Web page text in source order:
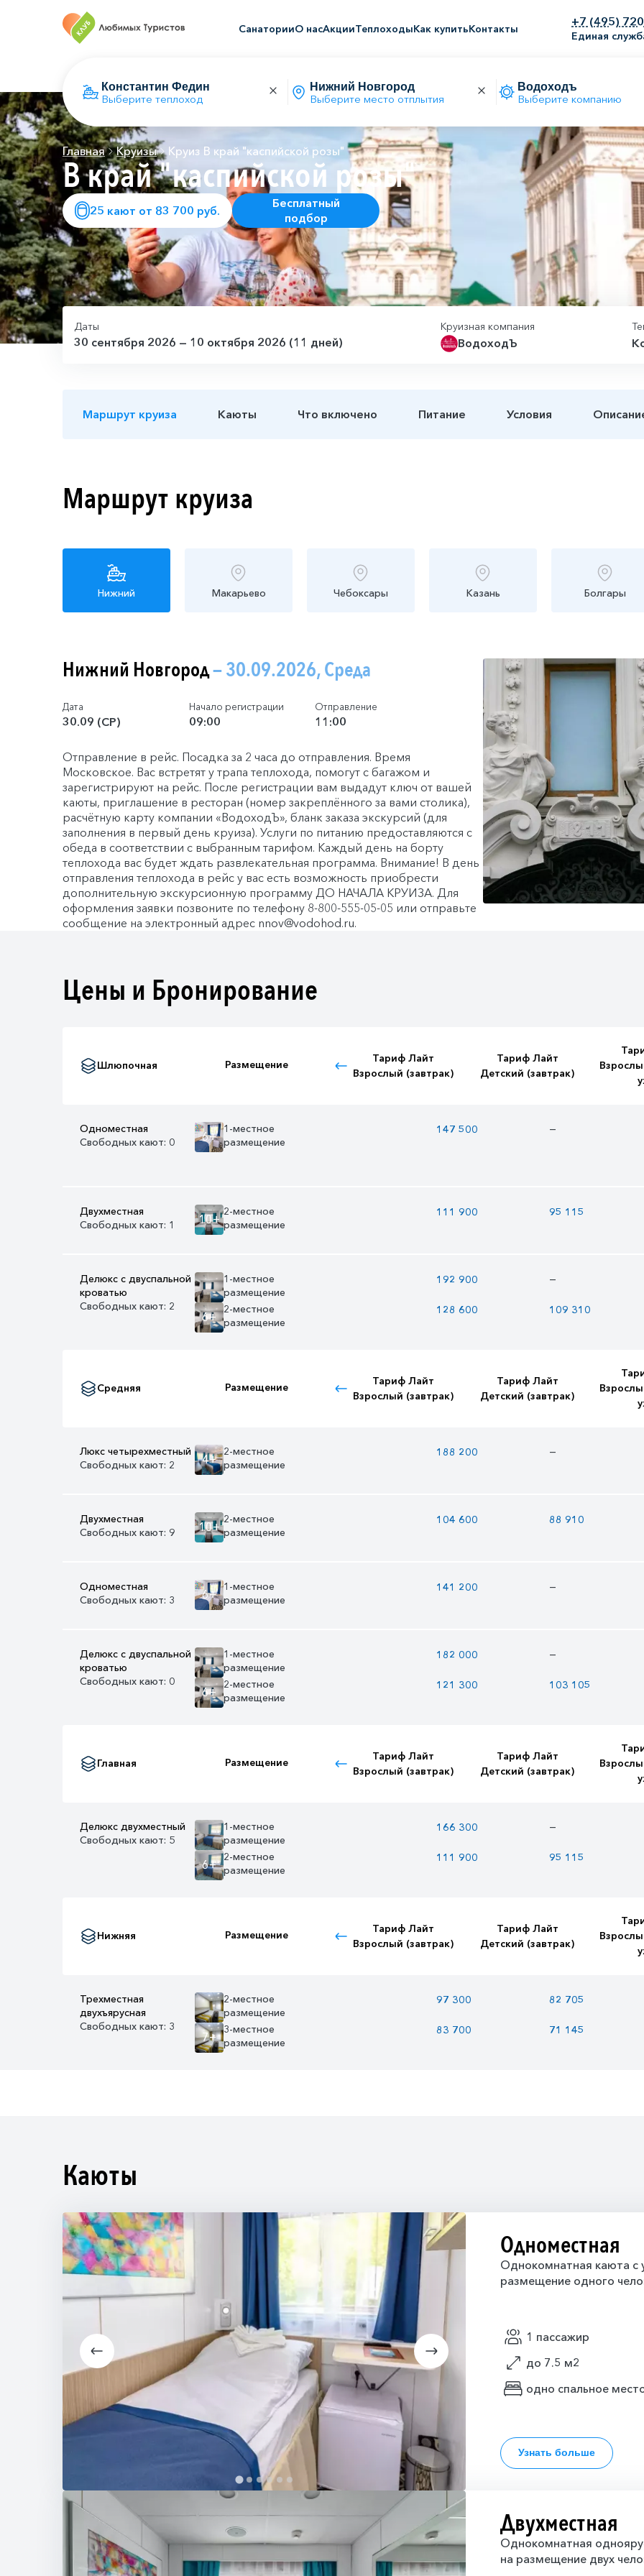
СанаторииО насАкцииТеплоходыКак купитьКонтакты
+7 (495)
Единая
Выберите теплоход Выберите место отплытия Выберите компанию
Главная Круизы Круиз В край "каспийской розы"
В край "каспийской розы"
25 кают от 83 700 руб.
Бесплатный
подбор
Даты
30 сентября 2026 — 10 октября 2026 (11 дней)
Круизная компания
ВодоходЪ
Маршрут круиза Каюты Что включено Питание Условия
Маршрут круиза
Нижний Макарьево Чебоксары Казань Болгары
Нижний Новгород— 30.09.2026, Среда
Дата
30.09 (СР)
Начало регистрации
09:00
Отправление
11:00
Отправление в рейс. Посадка за 2 часа до отправления. Время
Московское. Вас встретят у трапа теплохода, помогут с багажом и
зарегистрируют на рейс. После регистрации вам выдадут ключ от вашей
каюты, приглашение в ресторан (номер закреплённого за вами столика),
расчётную карту компании «ВодоходЪ», бланк заказа экскурсий (для
заполнения в первый день круиза). Услуги по питанию предоставляются с
обеда в соответствии с выбранным тарифом. Каждый день на борту
теплохода вас будет ждать развлекательная программа. Внимание! В день
отправления теплохода в рейс у вас есть возможность приобрести
дополнительную экскурсионную программу ДО НАЧАЛА КРУИЗА. Для
оформления заявки позвоните по телефону 8-800-555-05-05 или отправьте
сообщение на электронный адрес nnov@vodohod.ru.
Цены и Бронирование
Шлюпочная Размещение
Тариф Лайт
Взрослый (завтрак)
Тариф Лайт
Детский (завтрак)
Одноместная
Свободных кают: 0
6+
1-местное
размещение
147 500 —
Двухместная
Свободных кают: 1
10+
2-местное
размещение
111 900 95 115
Делюкс с двуспальной
кроватью
Свободных кают: 2
1-местное
размещение
192 900 —
6+
2-местное
размещение
128 600 109 310
Средняя Размещение
Тариф Лайт
Взрослый (завтрак)
Тариф Лайт
Детский (завтрак)
Люкс четырехместный
Свободных кают: 2
4+
2-местное
размещение
188 200 —
Двухместная
Свободных кают: 9
10+
2-местное
размещение
104 600 88 910
Одноместная
Свободных кают: 3
6+
1-местное
размещение
141 200 —
Делюкс с двуспальной
кроватью
Свободных кают: 0
1-местное
размещение
182 000 —
6+
2-местное
размещение
121 300 103 105
Главная Размещение
Тариф Лайт
Взрослый (завтрак)
Тариф Лайт
Детский (завтрак)
Делюкс двухместный
Свободных кают: 5
1-местное
размещение
166 300 —
6+
2-местное
размещение
111 900 95 115
Нижняя Размещение
Тариф Лайт
Взрослый (завтрак)
Тариф Лайт
Детский (завтрак)
Трехместная
двухъярусная
Свободных кают: 3
2-местное
размещение
97 300 82 705
7+
3-местное
размещение
83 700 71 145
Каюты
Одноместная
Однокомнатная каюта с
размещение одного
1 пассажир
до 7.5 м2
одно спальное
Узнать больше
Двухместная
Однокомнатная
на размещение двух